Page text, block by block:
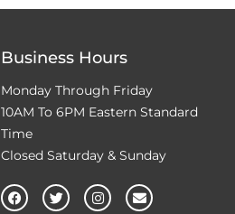
Business Hours
Monday Through Friday
10AM To 6PM Eastern Standard
Time
Closed Saturday & Sunday